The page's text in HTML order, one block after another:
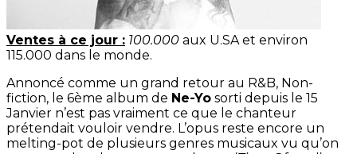
Ventes à ce jour : 100.000 aux U.SA et environ
115.000 dans le monde.
Annoncé comme un grand retour au R&B, Non-
fiction, le 6ème album de Ne-Yo sorti depuis le 15
Janvier n’est pas vraiment ce que le chanteur
prétendait vouloir vendre. L’opus reste encore un
melting-pot de plusieurs genres musicaux vu qu’on